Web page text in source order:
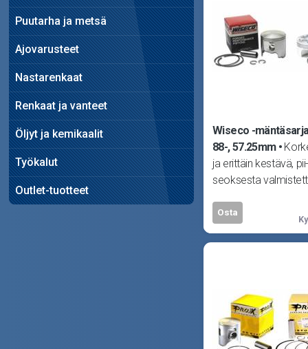
Puutarha ja metsä
Ajovarusteet
Nastarenkaat
Renkaat ja vanteet
Öljyt ja kemikaalit
Työkalut
Outlet-tuotteet
Wiseco -
88-, 57.25mm
ja erittäin kestävä,
seoksesta
vaativille kuskeil
Osta